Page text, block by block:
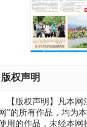
版权声明
【版权声明】凡本网
网”的所有作品，均为
用的作品，未经本网